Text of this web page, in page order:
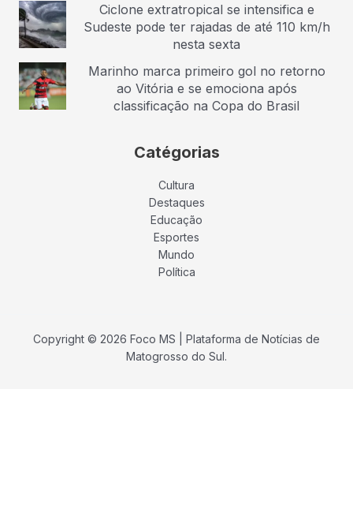
Ciclone extratropical se intensifica e
Sudeste pode ter rajadas de até 110 km/h
nesta sexta
Marinho marca primeiro gol no retorno
ao Vitória e se emociona após
classificação na Copa do Brasil
Catégorias
Cultura
Destaques
Educação
Esportes
Mundo
Política
Copyright © 2026 Foco MS | Plataforma de Notícias de
Matogrosso do Sul.